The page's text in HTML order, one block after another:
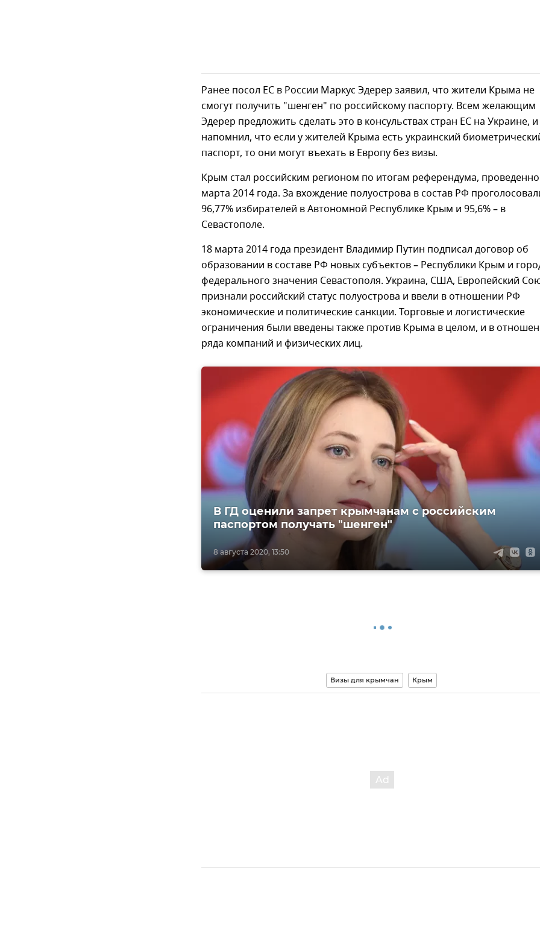
Ранее посол ЕС в России Маркус Эдерер заявил, что жители Крыма не
смогут получить "шенген" по российскому паспорту. Всем желающим
Эдерер предложить сделать это в консульствах стран ЕС на Украине, и
напомнил, что если у жителей Крыма есть украинский
паспорт, то они могут въехать в Европу без визы.
Крым стал российским регионом по итогам референдума,
марта 2014 года. За вхождение полуострова в состав РФ
96,77% избирателей в Автономной Республике Крым и 95,6% – в
Севастополе.
18 марта 2014 года президент Владимир Путин подписал договор об
образовании в составе РФ новых субъектов – Республики Крым и
федерального значения Севастополя. Украина, США, Европейский
признали российский статус полуострова и ввели в отношении РФ
экономические и политические санкции. Торговые и логистические
ограничения были введены также против Крыма в целом, и в
ряда компаний и физических лиц.
8 августа 2020, 13:50
В ГД оценили запрет крымчанам с российским
паспортом получать "шенген"
Визы для крымчан Крым